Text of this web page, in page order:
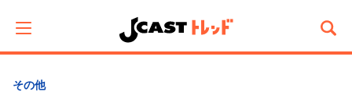
その他